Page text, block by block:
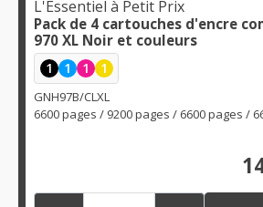
L'Essentiel à Petit Prix
Pack de 4 cartouches d'encre
970 XL Noir et couleurs
1 1 1 1
GNH97B/CLXL
6600 pages / 9200 pages / 6600 pages /